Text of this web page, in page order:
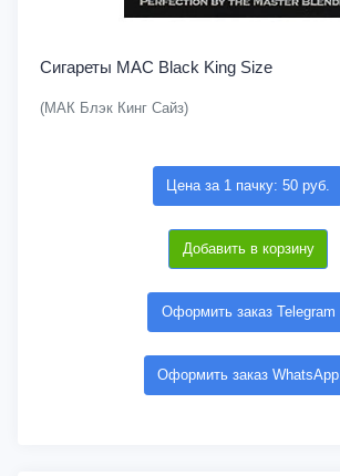
Сигареты MAC Black King Size
(МАК Блэк Кинг Сайз)
Цена за 1 пачку: 50 руб.
Добавить в корзину
Оформить заказ Telegram
Оформить заказ WhatsApp